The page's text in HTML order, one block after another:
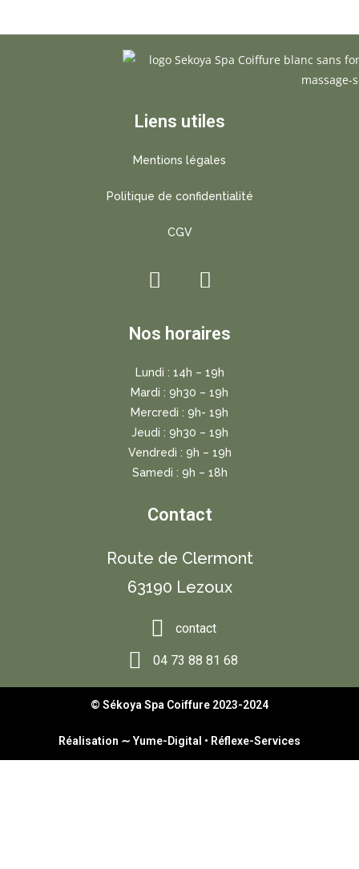
Liens utiles
Mentions légales
Politique de confidentialité
CGV
Nos horaires
Lundi : 14h – 19h
Mardi : 9h30 – 19h
Mercredi : 9h- 19h
Jeudi : 9h30 – 19h
Vendredi : 9h – 19h
Samedi : 9h – 18h
Contact
Route de Clermont
63190 Lezoux
contact
04 73 88 81 68
© Sékoya Spa Coiffure 2023-2024
Réalisation ∼Yume-Digital • Réflexe-Services